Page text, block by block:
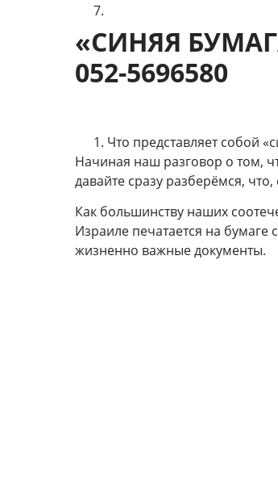
«СИНЯЯ
052-5696580
Что представляет собой
Начиная наш разговор о том,
давайте сразу разберёмся,
Как большинству наших
Израиле печатается на бумаге
жизненно важные документы.